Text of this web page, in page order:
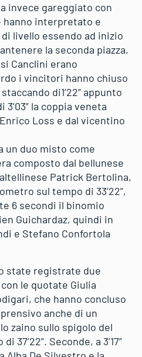
invece gareggiato con
hanno interpretato e
livello essendo ad inizio
la seconda piazza,
Canclini erano
i vincitori hanno chiuso
di1’22” appunto
la coppia veneta
Loss e dal vicentino
un duo misto come
composto dal bellunese
Patrick Bertolina,
sul tempo di 33’22”,
6 secondi il binomio
Guichardaz, quindi in
e Stefano Confortola
state registrate due
le quotate Giulia
che hanno concluso
anche di un
zaino sullo spigolo del
37’22”. Seconde, a 3’17”